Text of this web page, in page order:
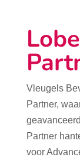
Vleugels
Partner,
Partner
voor